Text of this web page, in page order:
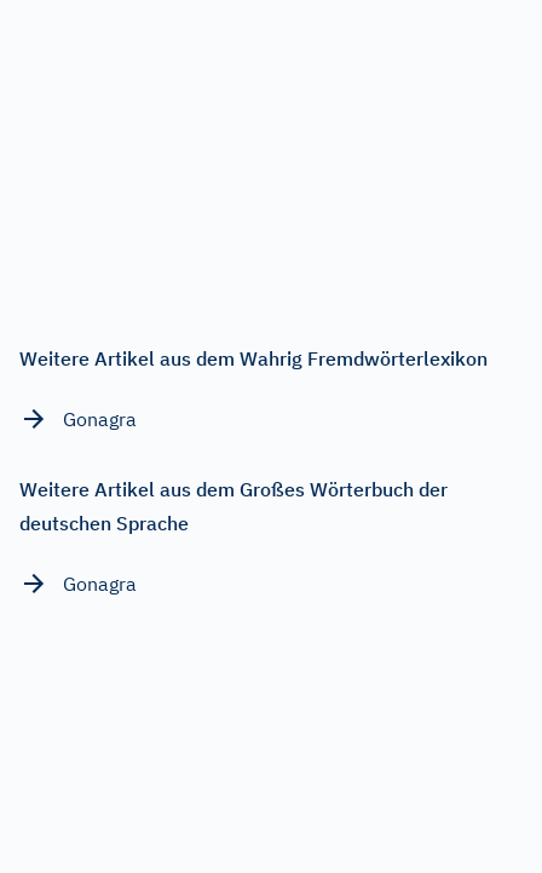
Weitere Artikel aus dem Wahrig Fremdwörterlexikon
Gonagra
Weitere Artikel aus dem Großes Wörterbuch der
deutschen Sprache
Gonagra